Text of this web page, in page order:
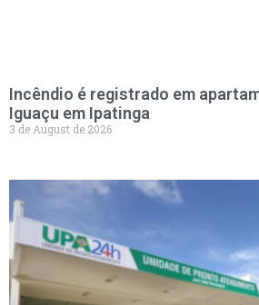
Incêndio é registrado em
Iguaçu em Ipatinga
3 de August de 2026